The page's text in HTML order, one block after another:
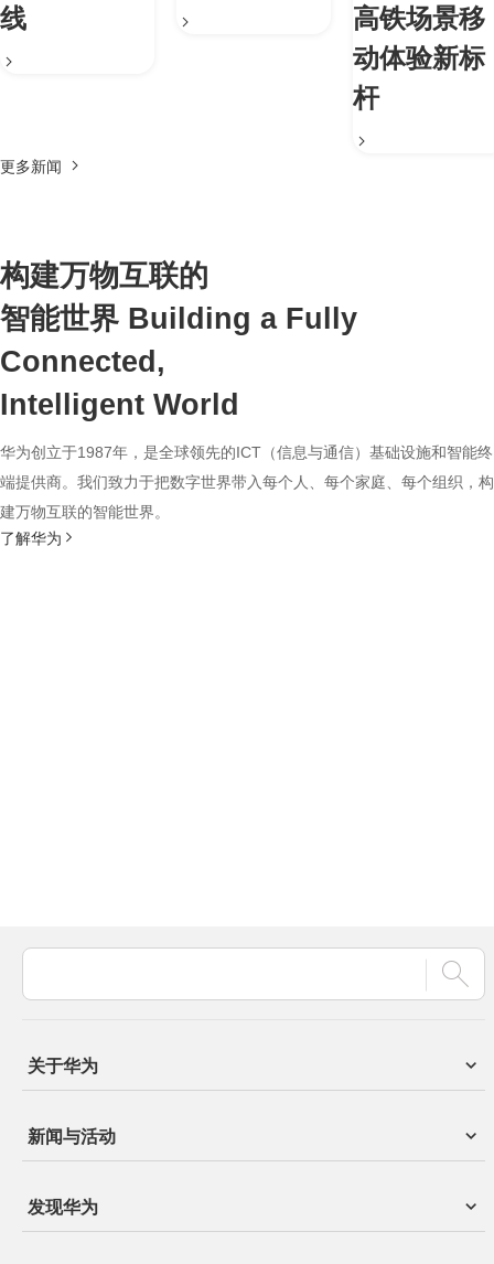
线
高铁场景移
动体验新标
杆
更多新闻
构建万物互联的
智能世界 Building a Fully
Connected,
Intelligent World
华为创立于1987年，是全球领先的ICT（信息与通信）基础设施和智能终
端提供商。我们致力于把数字世界带入每个人、每个家庭、每个组织，构
建万物互联的智能世界。
了解华为
关于华为
新闻与活动
发现华为